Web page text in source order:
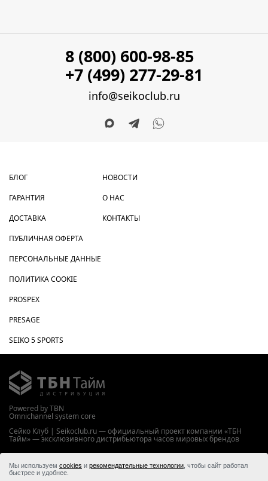
8 (800) 600-98-85
+7 (499) 277-29-81
info@seikoclub.ru
БЛОГ
ГАРАНТИЯ
ДОСТАВКА
НОВОСТИ
О НАС
КОНТАКТЫ
ПУБЛИЧНАЯ ОФЕРТА
ПЕРСОНАЛЬНЫЕ ДАННЫЕ
ПОЛИТИКА COOKIE
PROSPEX
PRESAGE
SEIKO 5 SPORTS
Powered by TBN
Omnichannel system core
Сейко Клуб | Seikoclub.ru — официальный проект компании «ТБН
Тайм» — эксклюзивного дистрибьютора часов мировых брендов
© 2026 ООО “ТБН Тайм”
Мы используем cookies и рекомендательные технологии , чтобы сайт работал
быстрее и удобнее.